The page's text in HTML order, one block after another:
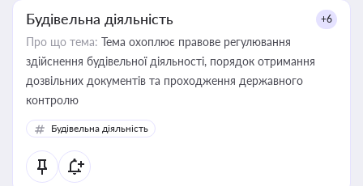
Будівельна діяльність +6
Про що тема: Тема охоплює правове регулювання
здійснення будівельної діяльності, порядок отримання
дозвільних документів та проходження державного
контролю
Будівельна діяльність